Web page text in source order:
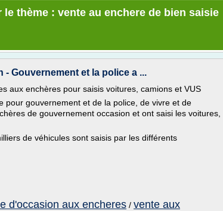
thème : vente au enchere de bien saisie
Gouvernement et la police a ...
aux enchères pour saisis voitures, camions et VUS
pour gouvernement et de la police, de vivre et de
de gouvernement occasion et ont saisi les voitures,
de véhicules sont saisis par les différents
d'occasion aux encheres / vente aux